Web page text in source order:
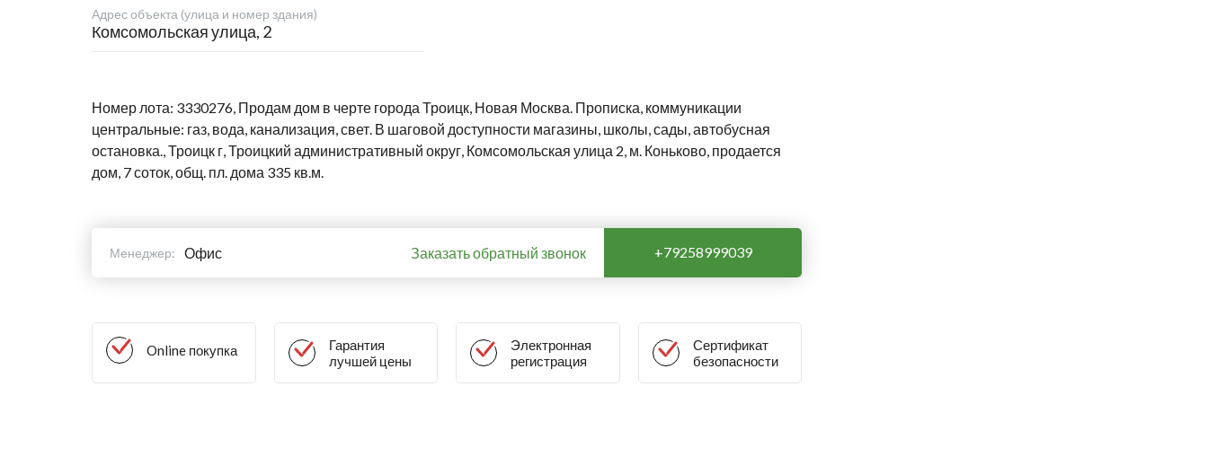
Адрес объекта (улица и номер здания)
Комсомольская улица, 2
Номер лота: 3330276, Продам дом в черте города Троицк, Новая Москва. Прописка, коммуникации
центральные: газ, вода, канализация, свет. В шаговой доступности магазины, школы, сады, автобусная
остановка., Троицк г, Троицкий административный округ, Комсомольская улица 2, м. Коньково, продается
дом, 7 соток, общ. пл. дома 335 кв.м.
Менеджер: Офис Заказать обратный звонок +79258999039
Online покупка
Гарантия
лучшей цены
Электронная
регистрация
Сертификат
безопасности